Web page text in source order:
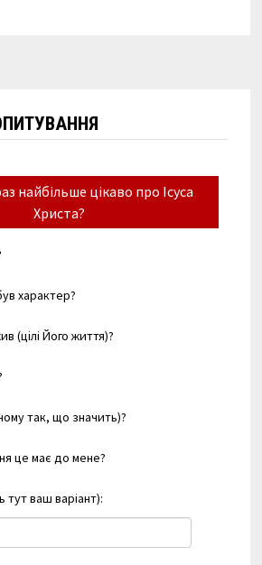
найбільше цікаво про Ісуса
Христа?
характер?
(цілі Його життя)?
так, що значить)?
це має до мене?
тут ваш варіант):